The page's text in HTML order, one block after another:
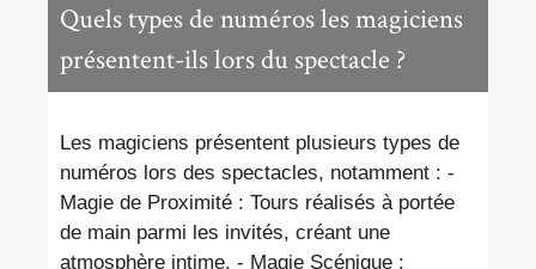
Quels types de numéros les magiciens
présentent-ils lors du spectacle ?
Les magiciens présentent plusieurs types de
numéros lors des spectacles, notamment : -
Magie de Proximité : Tours réalisés à portée
de main parmi les invités, créant une
atmosphère intime. - Magie Scénique :